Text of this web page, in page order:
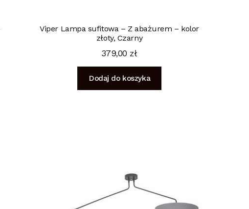
Viper Lampa sufitowa – Z abażurem – kolor
złoty, Czarny
379,00 zł
Dodaj do koszyka